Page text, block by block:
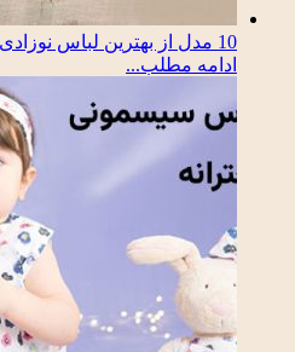
10 مدل از بهترین لباس نوزادی پسرانه
ادامه مطلب...